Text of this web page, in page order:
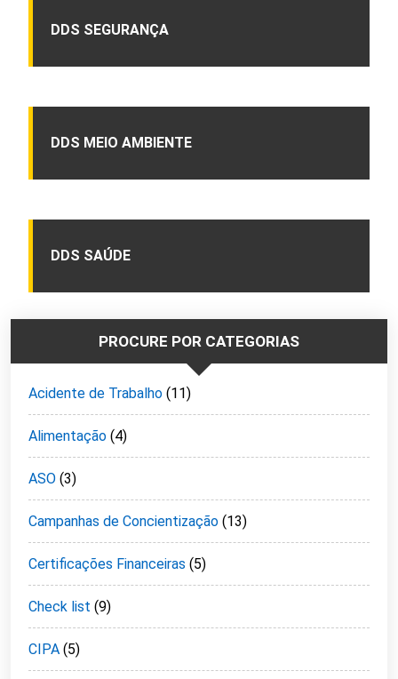
DDS SEGURANÇA
DDS MEIO AMBIENTE
DDS SAÚDE
PROCURE POR CATEGORIAS
Acidente de Trabalho (11)
Alimentação (4)
ASO (3)
Campanhas de Concientização (13)
Certificações Financeiras (5)
Check list (9)
CIPA (5)